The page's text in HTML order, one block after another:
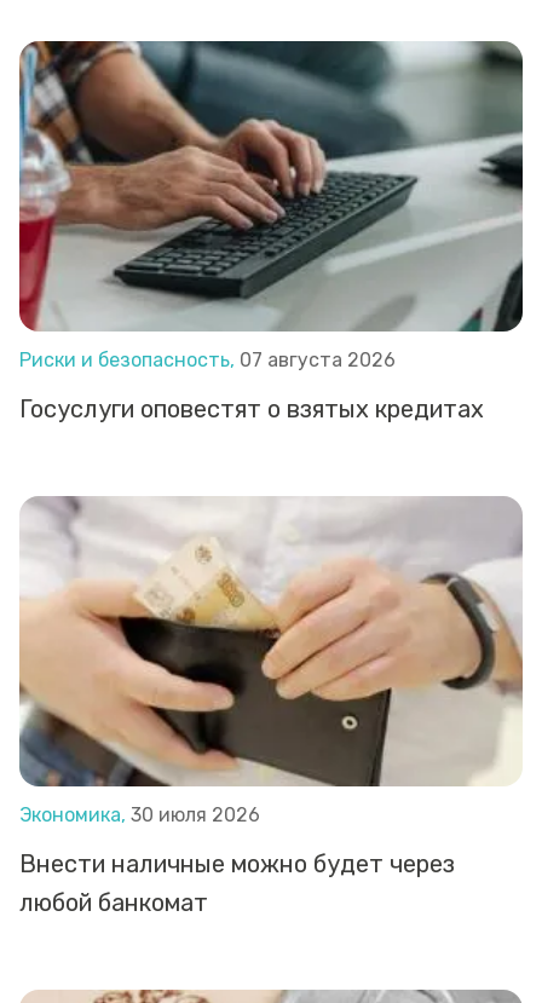
Риски и безопасность, 07 августа 2026
Госуслуги оповестят о взятых кредитах
Экономика, 30 июля 2026
Внести наличные можно будет через
любой банкомат